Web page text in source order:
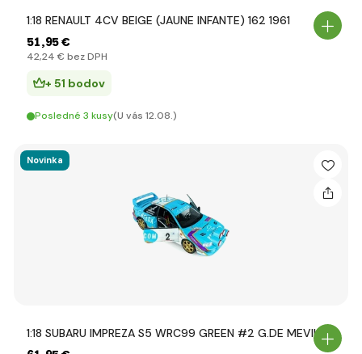
1:18 RENAULT 4CV BEIGE (JAUNE INFANTE) 162 1961
51,95 €
42,24 € bez DPH
+ 51 bodov
Posledné 3 kusy(U vás 12.08.)
Novinka
1:18 SUBARU IMPREZA S5 WRC99 GREEN #2 G.DE MEVIUS